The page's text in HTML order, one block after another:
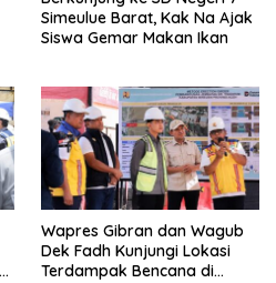
Simeulue Barat, Kak Na Ajak
Siswa Gemar Makan Ikan
Wapres Gibran dan Wagub
Dek Fadh Kunjungi Lokasi
Terdampak Bencana di